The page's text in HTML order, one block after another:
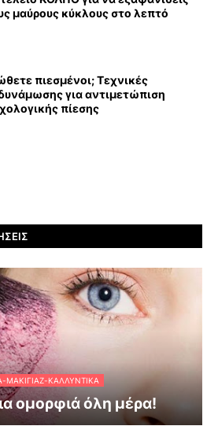
μαύρους κύκλους στο λεπτό
πιεσμένοι; Τεχνικές
για αντιμετώπιση
πίεσης
ΜΑΚΙΓΙΆΖ-ΚΑΛΛΥΝΤΙΚΆ
ομορφιά όλη μέρα!